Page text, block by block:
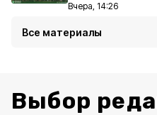
Вчера, 14:26
Все материалы
Выбор